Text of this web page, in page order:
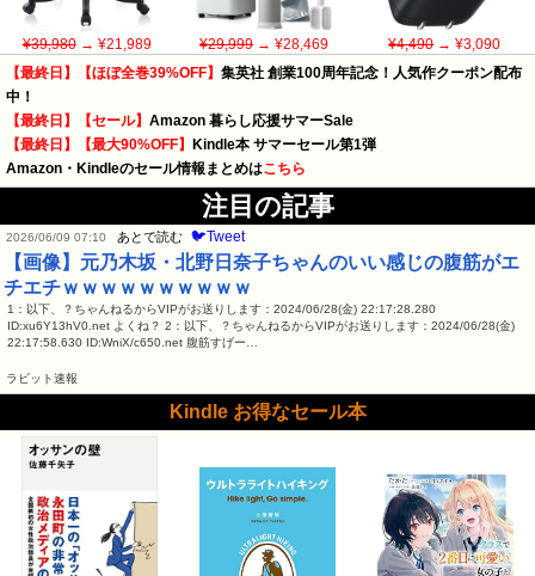
¥39,980→ ¥21,989 ¥29,999→ ¥28,469 ¥4,490→ ¥3,090
【最終日】【ほぼ全巻39%OFF】 集英社 創業100周年記念！人気作クーポン配布
中！
【最終日】【セール】 Amazon 暮らし応援サマーSale
【最終日】【最大90%OFF】
Kindle本 サマーセール第1弾
Amazon・Kindleのセール情報まとめはこちら
注目の記事
2026/06/09 07:10 あとで読む 🐦Tweet
【画像】元乃木坂・北野日奈子ちゃんのいい感じの腹筋がエ
チエチｗｗｗｗｗｗｗｗｗｗ
1：以下、？ちゃんねるからVIPがお送りします：2024/06/28(金) 22:17:28.280
ID:xu6Y13hV0.net よくね？ 2：以下、？ちゃんねるからVIPがお送りします：2024/06/28(金)
22:17:58.630 ID:WniX/c650.net 腹筋すげー…
ラビット速報
Kindle お得なセール本